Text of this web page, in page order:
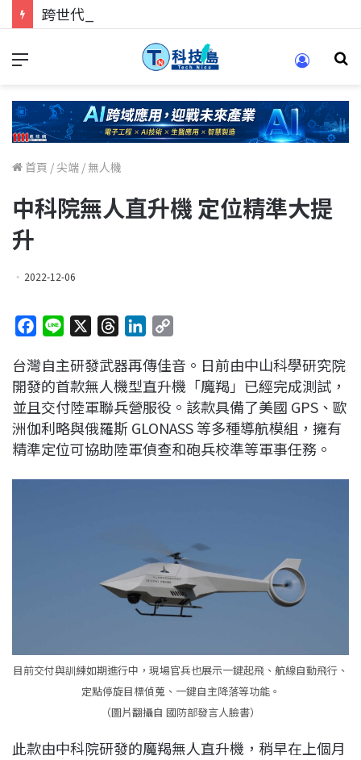
首頁 /尖端 / 無人機
中科院無人直升機 定位精準大提
升
2022-12-06
c
e
b
o
o
n
e
r
e
a
d
s
n
k
e
d
I
p
y
L
i
n
台灣自主研發武器再傳佳音。日前由中山科學研究院
開發的首款無人機型直升機「魔羯」已經完成測試，
並且交付陸軍聯兵營服役。該款具備了美國 GPS、歐
洲伽利略與俄羅斯 GLONASS 等多種導航模組，擁有
精準定位可協助陸軍偵查和砲兵校準等軍事任務。
目前交付與訓練如期進行中，現場官兵也展示一鍵起飛、航線自動飛行、
定點停旋目標偵蒐、一鍵自主降落等功能。
（圖片翻攝自 國防部發言人臉書）
此款由中科院研發的魔羯無人直升機，稍早在上個月